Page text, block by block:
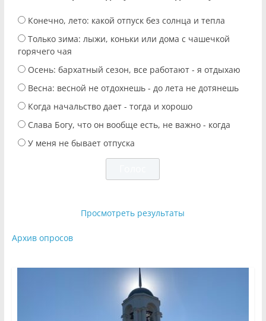
Конечно, лето: какой отпуск без солнца и тепла
Только зима: лыжи, коньки или дома с чашечкой
горячего чая
Осень: бархатный сезон, все работают - я отдыхаю
Весна: весной не отдохнешь - до лета не дотянешь
Когда начальство дает - тогда и хорошо
Слава Богу, что он вообще есть, не важно - когда
У меня не бывает отпуска
Просмотреть результаты
Архив опросов